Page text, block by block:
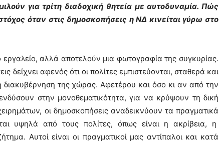
για τρίτη διαδοχική θητεία με αυτοδυναμία. Πώς
όταν στις δημοσκοπήσεις η ΝΔ κινείται γύρω στο
εργαλείο, αλλά αποτελούν μια φωτογραφία της συγκυρίας.
δείχνει αφενός ότι οι πολίτες εμπιστεύονται, σταθερά και
της χώρας. Αφετέρου και όσο κι αν από την
στην μονοθεματικότητα, για να κρύψουν τη δική
οι δημοσκοπήσεις αναδεικνύουν τα πραγματικά
υψηλά από τους πολίτες, όπως είναι η ακρίβεια, η
Αυτοί είναι οι πραγματικοί μας αντίπαλοι και κατά